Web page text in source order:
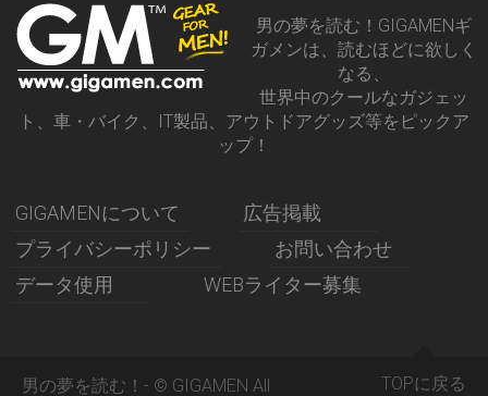
男の夢を読む！GIGAMENギ
ガメンは、読むほどに欲しく
なる、
世界中のクールなガジェッ
ト、車・バイク、IT製品、アウトドアグッズ等をピックア
ップ！
GIGAMENについて
広告掲載
プライバシーポリシー
お問い合わせ
データ使用
WEBライター募集
男の夢を読む！- © GIGAMEN All TOPに戻る